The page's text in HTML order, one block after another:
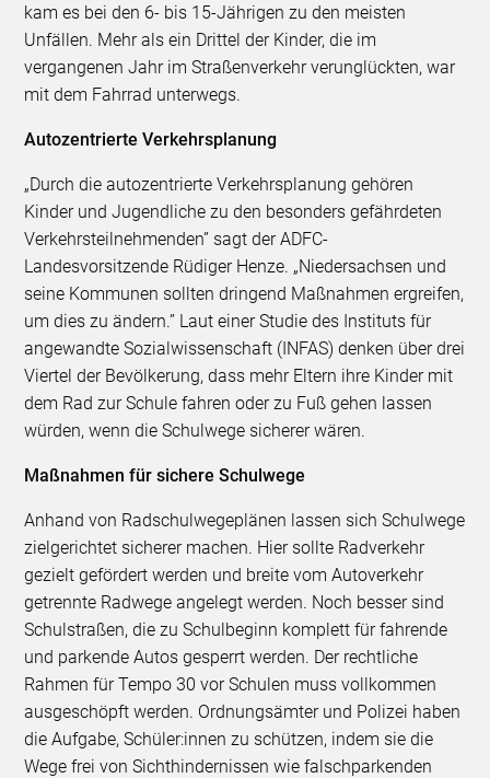
kam es bei den 6- bis 15-Jährigen zu den meisten
Unfällen. Mehr als ein Drittel der Kinder, die im
vergangenen Jahr im Straßenverkehr verunglückten, war
mit dem Fahrrad unterwegs.
Autozentrierte Verkehrsplanung
„Durch die autozentrierte Verkehrsplanung gehören
Kinder und Jugendliche zu den besonders gefährdeten
Verkehrsteilnehmenden” sagt der ADFC-
Landesvorsitzende Rüdiger Henze. „Niedersachsen und
seine Kommunen sollten dringend Maßnahmen ergreifen,
um dies zu ändern.” Laut einer Studie des Instituts für
angewandte Sozialwissenschaft (INFAS) denken über drei
Viertel der Bevölkerung, dass mehr Eltern ihre Kinder mit
dem Rad zur Schule fahren oder zu Fuß gehen lassen
würden, wenn die Schulwege sicherer wären.
Maßnahmen für sichere Schulwege
Anhand von Radschulwegeplänen lassen sich Schulwege
zielgerichtet sicherer machen. Hier sollte Radverkehr
gezielt gefördert werden und breite vom Autoverkehr
getrennte Radwege angelegt werden. Noch besser sind
Schulstraßen, die zu Schulbeginn komplett für fahrende
und parkende Autos gesperrt werden. Der rechtliche
Rahmen für Tempo 30 vor Schulen muss vollkommen
ausgeschöpft werden. Ordnungsämter und Polizei haben
die Aufgabe, Schüler:innen zu schützen, indem sie die
Wege frei von Sichthindernissen wie falschparkenden